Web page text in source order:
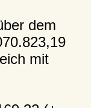
dem
mit